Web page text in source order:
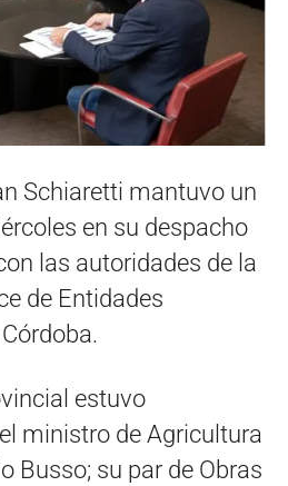
Schiaretti mantuvo un
en su despacho
las autoridades de la
de Entidades
estuvo
ministro de Agricultura
Busso; su par de Obras